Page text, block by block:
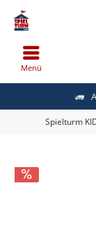
Menü
Spielturm